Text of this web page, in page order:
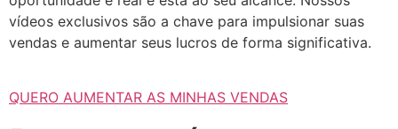
vídeos exclusivos são a chave para impulsionar suas
vendas e aumentar seus lucros de forma significativa.
QUERO AUMENTAR AS MINHAS VENDAS